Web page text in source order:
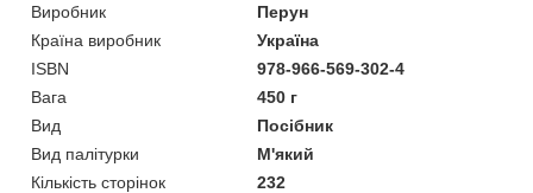
Виробник
Перун
Країна виробник
Україна
ISBN
978-966-569-302-4
Вага
450 г
Вид
Посібник
Вид палітурки
М'який
Кількість сторінок
232